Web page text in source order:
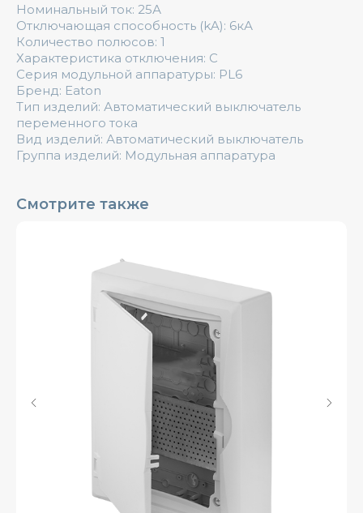
Номинальный ток: 25А
Отключающая способность (kA): 6кА
Количество полюсов: 1
Характеристика отключения: C
Серия модульной аппаратуры: PL6
Бренд: Eaton
Тип изделий: Автоматический выключатель
переменного тока
Вид изделий: Автоматический выключатель
Группа изделий: Модульная аппаратура
Смотрите также